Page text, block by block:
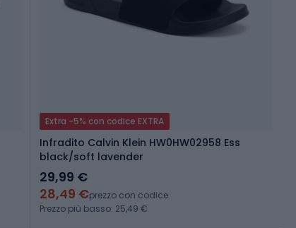
Extra -5% con codice EXTRA
Infradito Calvin Klein HW0HW02958 Ess
black/soft lavender
29,99 €
28,49 €prezzo con codice
Prezzo più basso: 25,49 €